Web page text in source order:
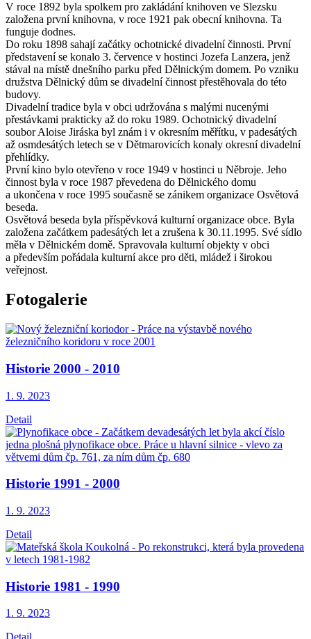
V roce 1892 byla spolkem pro zakládání knihoven ve Slezsku
založena první knihovna, v roce 1921 pak obecní knihovna. Ta
funguje dodnes.
Do roku 1898 sahají začátky ochotnické divadelní činnosti. První
představení se konalo 3. července v hostinci Jozefa Lanzera, jenž
stával na místě dnešního parku před Dělnickým domem. Po vzniku
družstva Dělnický dům se divadelní činnost přestěhovala do této
budovy.
Divadelní tradice byla v obci udržována s malými nucenými
přestávkami prakticky až do roku 1989. Ochotnický divadelní
soubor Aloise Jiráska byl znám i v okresním měřítku, v padesátých
až osmdesátých letech se v Dětmarovicích konaly okresní divadelní
přehlídky.
První kino bylo otevřeno v roce 1949 v hostinci u Něbroje. Jeho
činnost byla v roce 1987 převedena do Dělnického domu
a ukončena v roce 1995 současně se zánikem organizace Osvětová
beseda.
Osvětová beseda byla příspěvková kulturní organizace obce. Byla
založena začátkem padesátých let a zrušena k 30.11.1995. Své sídlo
měla v Dělnickém domě. Spravovala kulturní objekty v obci
a především pořádala kulturní akce pro děti, mládež i širokou
veřejnost.
Fotogalerie
Historie 2000 - 2010
1. 9. 2023
Detail
Historie 1991 - 2000
1. 9. 2023
Detail
Historie 1981 - 1990
1. 9. 2023